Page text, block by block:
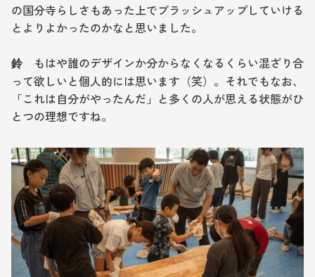
の国分寺らしさもあった上でブラッシュアップしていける
とよりよかったのかなと思いました。
鈴 もはや誰のデザインか分からなくなるくらい混ざり合
って欲しいと個人的には思います（笑）。それでもなお、
「これは自分がやったんだ」と多くの人が思える状態がひ
とつの理想ですね。